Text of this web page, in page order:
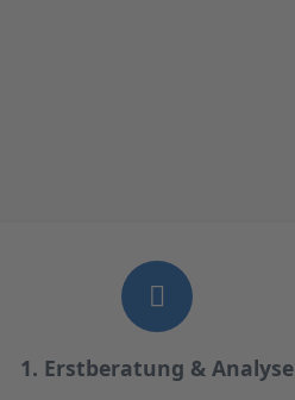
1. Erstberatung & Analyse